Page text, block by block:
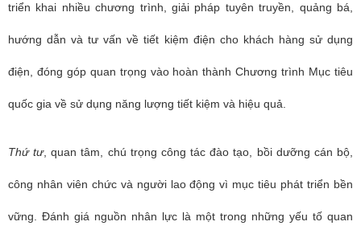
triển khai nhiều chương trình, giải pháp tuyên truyền, quảng bá,
hướng dẫn và tư vấn về tiết kiệm điện cho khách hàng sử dụng
điện, đóng góp quan trọng vào hoàn thành Chương trình Mục tiêu
quốc gia về sử dụng năng lượng tiết kiệm và hiệu quả.
Thứ tư, quan tâm, chú trọng công tác đào tạo, bồi dưỡng cán bộ,
công nhân viên chức và người lao động vì mục tiêu phát triển bền
vững. Đánh giá nguồn nhân lực là một trong những yếu tố quan